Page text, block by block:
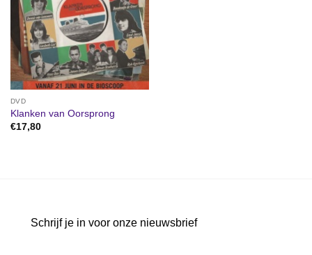
DVD
Klanken van Oorsprong
€17,80
Schrijf je in voor onze nieuwsbrief